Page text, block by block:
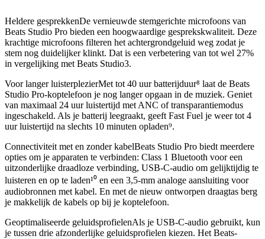
Heldere gesprekkenDe vernieuwde stemgerichte microfoons van
Beats Studio Pro bieden een hoogwaardige gesprekskwaliteit. Deze
krachtige microfoons filteren het achtergrondgeluid weg zodat je
stem nog duidelijker klinkt. Dat is een verbetering van tot wel 27%
in vergelijking met Beats Studio3.
Voor langer luisterplezierMet tot 40 uur batterijduur⁸ laat de Beats
Studio Pro-koptelefoon je nog langer opgaan in de muziek. Geniet
van maximaal 24 uur luistertijd met ANC of transparantiemodus
ingeschakeld. Als je batterij leegraakt, geeft Fast Fuel je weer tot 4
uur luistertijd na slechts 10 minuten opladen⁹.
Connectiviteit met en zonder kabelBeats Studio Pro biedt meerdere
opties om je apparaten te verbinden: Class 1 Bluetooth voor een
uitzonderlijke draadloze verbinding, USB-C-audio om gelijktijdig te
luisteren en op te laden¹⁰ en een 3,5-mm analoge aansluiting voor
audiobronnen met kabel. En met de nieuw ontworpen draagtas berg
je makkelijk de kabels op bij je koptelefoon.
Geoptimaliseerde geluidsprofielenAls je USB-C-audio gebruikt, kun
je tussen drie afzonderlijke geluidsprofielen kiezen. Het Beats-